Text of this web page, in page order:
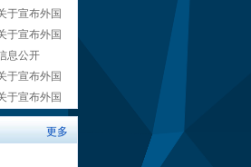
于宣布外国
于宣布外国
息公开
于宣布外国
于宣布外国
更多